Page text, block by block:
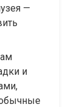
—
и